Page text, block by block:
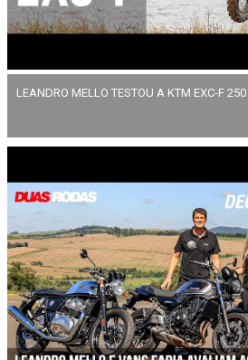
LEANDRO MELLO TESTOU A KTM EXC-F 250